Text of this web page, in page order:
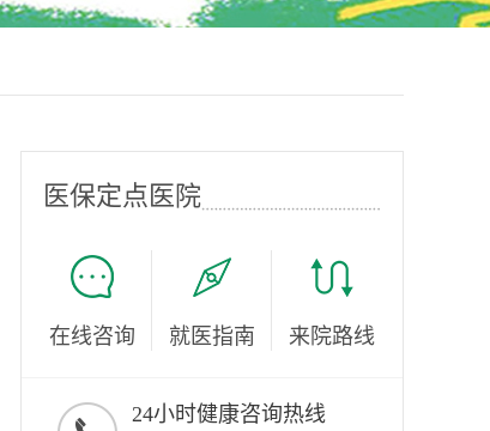
医保定点医院
在线咨询 就医指南 来院路线
24小时健康咨询热线